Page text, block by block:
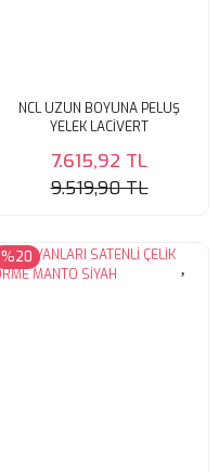
NCL UZUN BOYUNA PELUŞ
YELEK LACİVERT
7.615,92 TL
9.519,90 TL
%20